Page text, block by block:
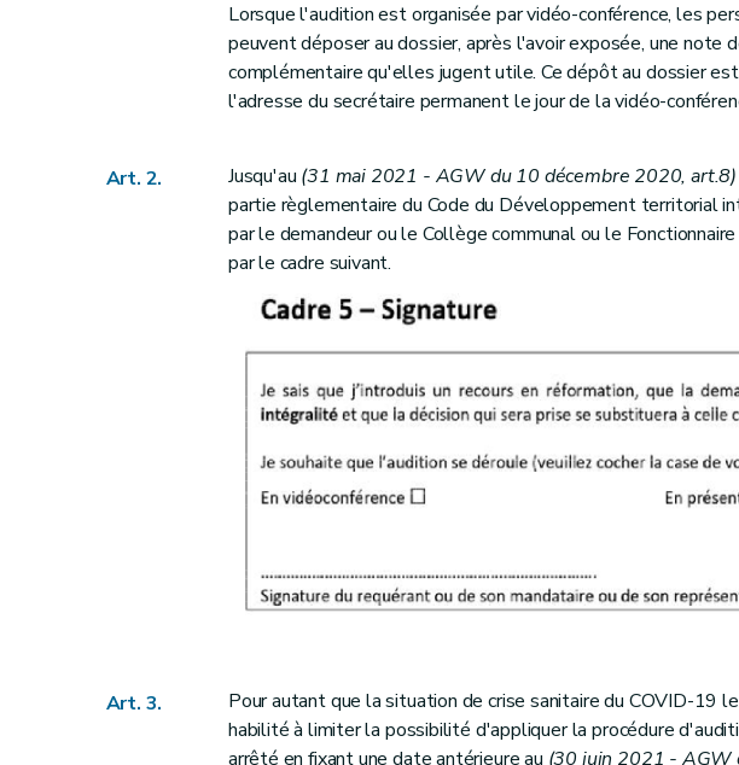
Lorsque l'audition est organisée par vidéo-conférence, les
peuvent déposer au dossier, après l'avoir exposée, une note
complémentaire qu'elles jugent utile. Ce dépôt au dossier
l'adresse du secrétaire permanent le jour de la vidéo-
Art. 2. Jusqu'au (31 mai 2021 - AGW du 10 décembre 2020, art.8)
partie règlementaire du Code du Développement territorial
par le demandeur ou le Collège communal ou le
par le cadre suivant.
Art. 3.
Pour autant que la situation de crise sanitaire du COVID-19
habilité à limiter la possibilité d'appliquer la procédure
arrêté en fixant une date antérieure au (30 juin 2021 - AGW